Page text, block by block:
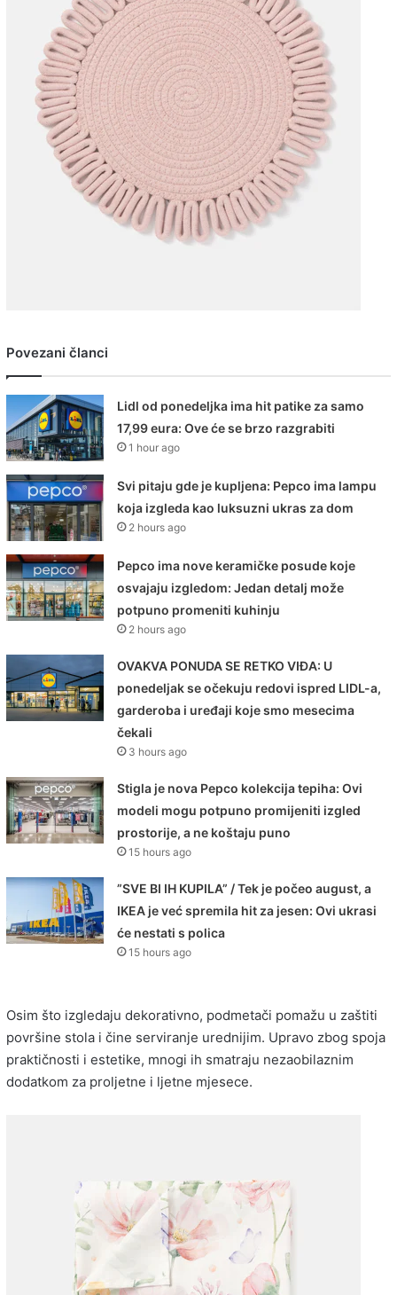
Povezani članci
Lidl od ponedeljka ima hit patike za samo
17,99 eura: Ove će se brzo razgrabiti
1 hour ago
Svi pitaju gde je kupljena: Pepco ima lampu
koja izgleda kao luksuzni ukras za dom
2 hours ago
Pepco ima nove keramičke posude koje
osvajaju izgledom: Jedan detalj može
potpuno promeniti kuhinju
2 hours ago
OVAKVA PONUDA SE RETKO VIĐA: U
ponedeljak se očekuju redovi ispred LIDL-a,
garderoba i uređaji koje smo mesecima
čekali
3 hours ago
Stigla je nova Pepco kolekcija tepiha: Ovi
modeli mogu potpuno promijeniti izgled
prostorije, a ne koštaju puno
15 hours ago
”SVE BI IH KUPILA” / Tek je počeo august, a
IKEA je već spremila hit za jesen: Ovi ukrasi
će nestati s polica
15 hours ago
Osim što izgledaju dekorativno, podmetači pomažu u zaštiti
površine stola i čine serviranje urednijim. Upravo zbog spoja
praktičnosti i estetike, mnogi ih smatraju nezaobilaznim
dodatkom za proljetne i ljetne mjesece.